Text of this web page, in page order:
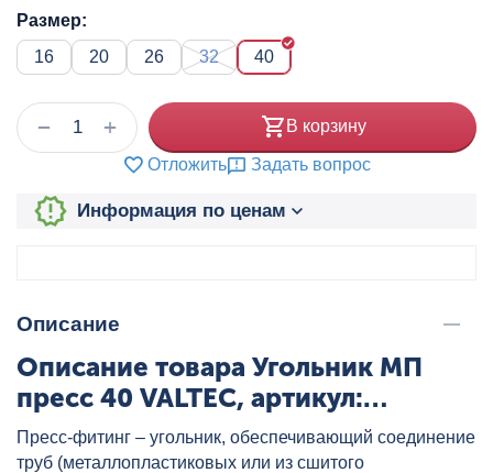
Размер:
16
20 26 32 40
+
− В корзину
Отложить Задать вопрос
Информация по ценам
Описание
Описание товара Угольник МП
пресс 40 VALTEC, артикул:
VTm.251.N.004040
Пресс-фитинг – угольник, обеспечивающий соединение
труб (металлопластиковых или из сшитого